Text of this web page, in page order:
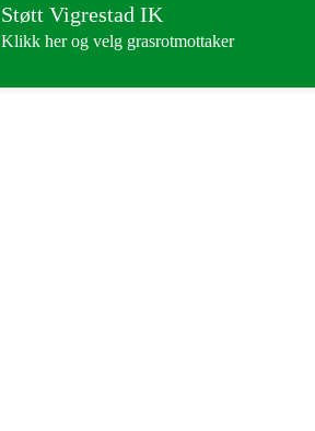
Støtt Vigrestad IK
Klikk her og velg grasrotmottaker